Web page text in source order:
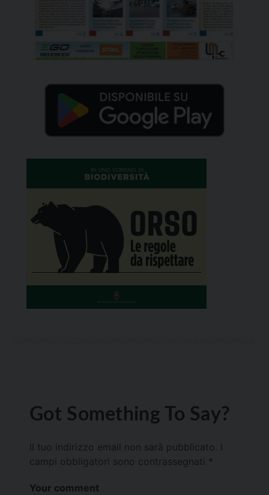
Got Something To Say?
Il tuo indirizzo email non sarà pubblicato.
campi obbligatori sono contrassegnati *
Your comment